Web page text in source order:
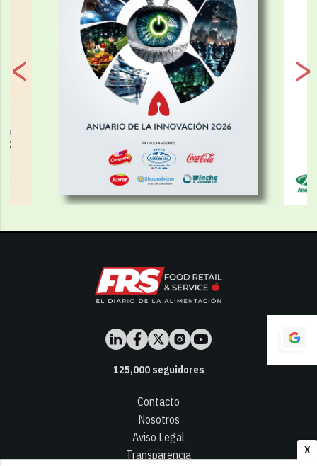
X
125,000seguidores
Contacto
Nosotros
Aviso Legal
Transparencia